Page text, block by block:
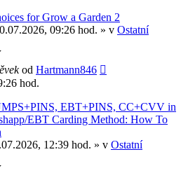
for Grow a Garden 2
09:26 hod. » v Ostatní
od Hartmann846
hod.
EBT+PINS, CC+CVV in
EBT Carding Method: How To
12:39 hod. » v Ostatní